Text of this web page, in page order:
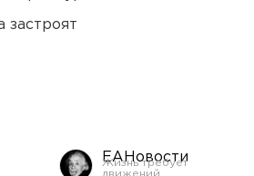
застроят
ЕАНовости